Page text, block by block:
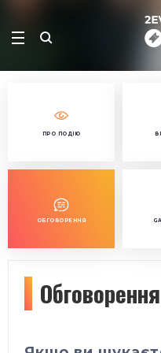
ПРО ПОДІЮ
ОБГОВОРЕННЯ
Обговорення